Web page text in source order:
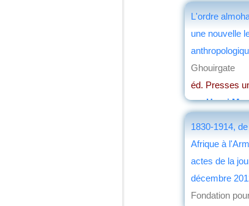
L'ordre
une nouvelle
Ghouirgate
éd. Presses
parHenri
1830-1914,
Afrique à
actes de la
décembre
Fondation